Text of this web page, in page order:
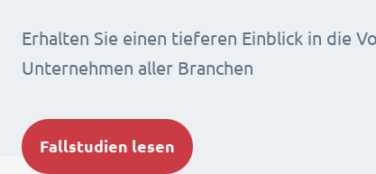
Erhalten Sie einen tieferen Einblick in die
Unternehmen aller Branchen
Fallstudien lesen